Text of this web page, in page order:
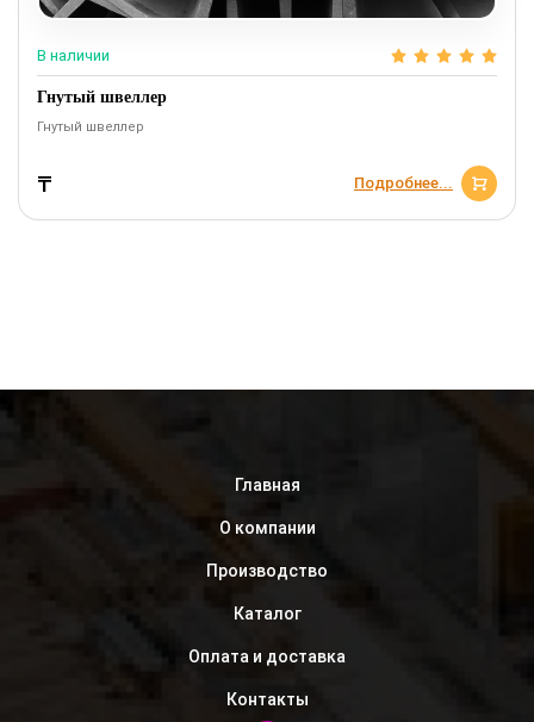
В наличии
Гнутый швеллер
Гнутый швеллер
₸ Подробнее...
Главная
О компании
Производство
Каталог
Оплата и доставка
Контакты